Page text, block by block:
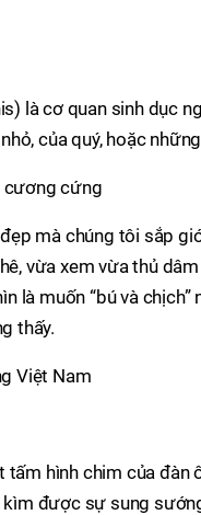
là cơ quan sinh dục
của quý, hoặc
cương cứng
mà chúng tôi sắp
vừa xem vừa thủ
là muốn “bú và
thấy.
Việt Nam
hình chim của đàn
được sự sung